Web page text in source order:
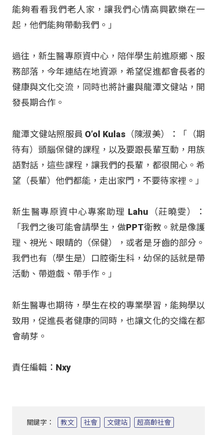
能夠看看我們老人家，讓我們心情高興歡樂在一
起，他們能夠帶動我們。」
過往，新生醫專原資中心，陪伴學生前進原鄉、服
務部落，今年連結在地資源，希望促進都會長者的
健康與文化交流，同時也將計畫與龍潭文健站，開
發長期合作。
龍潭文健站照服員 O’ol Kulas（陳淑美）：「（期
待有）頭腦保健的課程，以及要跟長輩互動，用族
語對話，這些課程，讓我們的長輩，都很開心。希
望（長輩）他們都能，走出家門，不要待家裡。」
新生醫專原資中心專案助理 Lahu（莊曉雯）：
「我們之後可能會請學生，做PPT衛教。就是像護
理、視光、眼睛的（保健），或者是牙齒的部分。
我們也有（學生是）口腔衛生科，幼保的話就是帶
活動、帶遊戲、帶手作。」
新生醫專也期待，學生在校的專業學習，能夠學以
致用，促進長者健康的同時，也讓文化的交織在都
會萌芽。
責任編輯：Nxy
關鍵字： 教文 社會 文健站 超高齡社會